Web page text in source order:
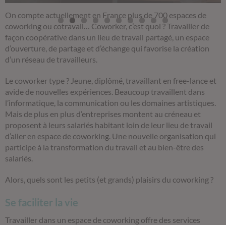
On compte actuellement en France plus de 700 espaces de
coworking ou cotravail… Coworker, c’est quoi ? Travailler de
façon coopérative dans un lieu de travail partagé, un espace
d’ouverture, de partage et d’échange qui favorise la création
d’un réseau de travailleurs.
Le coworker type ? Jeune, diplômé, travaillant en free-lance et
avide de nouvelles expériences. Beaucoup travaillent dans
l’informatique, la communication ou les domaines artistiques.
Mais de plus en plus d’entreprises montent au créneau et
proposent à leurs salariés habitant loin de leur lieu de travail
d’aller en espace de coworking. Une nouvelle organisation qui
participe à la transformation du travail et au bien-être des
salariés.
Alors, quels sont les petits (et grands) plaisirs du coworking ?
Se faciliter la vie
Travailler dans un espace de coworking offre des services